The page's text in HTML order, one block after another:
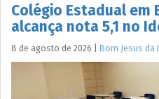
Colégio Estadual em
alcança nota 5,1 no
8 de agosto de 2026 Bom Jesus da